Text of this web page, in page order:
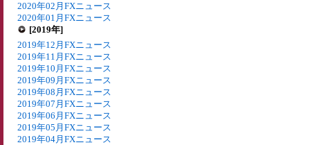
2020年02月FXニュース
2020年01月FXニュース
[2019年]
2019年12月FXニュース
2019年11月FXニュース
2019年10月FXニュース
2019年09月FXニュース
2019年08月FXニュース
2019年07月FXニュース
2019年06月FXニュース
2019年05月FXニュース
2019年04月FXニュース